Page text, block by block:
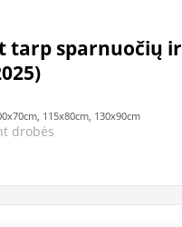
tarp sparnuočių ir
115x80cm, 130x90cm
drobės